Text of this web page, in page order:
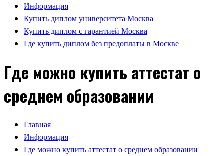
Информация
Купить диплом университета Москва
Купить диплом с гарантией Москва
Где купить диплом без предоплаты в Москве
Где можно купить аттестат о
среднем образовании
Главная
Информация
Где можно купить аттестат о среднем образовании